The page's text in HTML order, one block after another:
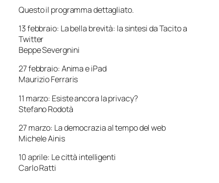
Questo il programma dettagliato.
13 febbraio: La bella brevità: la sintesi da Tacito a
Twitter
Beppe Severgnini
27 febbraio: Anima e iPad
Maurizio Ferraris
11 marzo: Esiste ancora la privacy?
Stefano Rodotà
27 marzo: La democrazia al tempo del web
Michele Ainis
10 aprile: Le città intelligenti
Carlo Ratti